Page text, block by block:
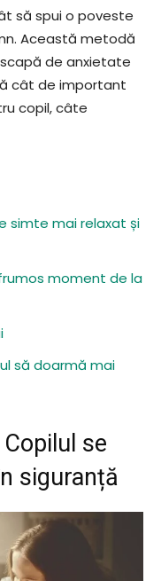
să spui o poveste
Această metodă
de anxietate
cât de important
copil, câte
simte mai relaxat și
moment de la
să doarmă mai
se
siguranță